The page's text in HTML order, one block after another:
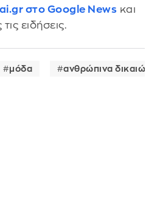
στο Google News και
ειδήσεις.
μόδα ανθρώπινα